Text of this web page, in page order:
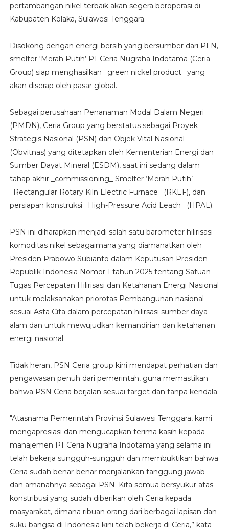
pertambangan nikel terbaik akan segera beroperasi di
Kabupaten Kolaka, Sulawesi Tenggara.
Disokong dengan energi bersih yang bersumber dari PLN,
smelter ‘Merah Putih’ PT Ceria Nugraha Indotama (Ceria
Group) siap menghasilkan _green nickel product_ yang
akan diserap oleh pasar global.
Sebagai perusahaan Penanaman Modal Dalam Negeri
(PMDN), Ceria Group yang berstatus sebagai Proyek
Strategis Nasional (PSN) dan Objek Vital Nasional
(Obvitnas) yang ditetapkan oleh Kementerian Energi dan
Sumber Dayat Mineral (ESDM), saat ini sedang dalam
tahap akhir _commissioning_ Smelter ‘Merah Putih’
_Rectangular Rotary Kiln Electric Furnace_ (RKEF), dan
persiapan konstruksi _High-Pressure Acid Leach_ (HPAL).
PSN ini diharapkan menjadi salah satu barometer hilirisasi
komoditas nikel sebagaimana yang diamanatkan oleh
Presiden Prabowo Subianto dalam Keputusan Presiden
Republik Indonesia Nomor 1 tahun 2025 tentang Satuan
Tugas Percepatan Hilirisasi dan Ketahanan Energi Nasional
untuk melaksanakan priorotas Pembangunan nasional
sesuai Asta Cita dalam percepatan hilirsasi sumber daya
alam dan untuk mewujudkan kemandirian dan ketahanan
energi nasional.
Tidak heran, PSN Ceria group kini mendapat perhatian dan
pengawasan penuh dari pemerintah, guna memastikan
bahwa PSN Ceria berjalan sesuai target dan tanpa kendala.
"Atasnama Pemerintah Provinsi Sulawesi Tenggara, kami
mengapresiasi dan mengucapkan terima kasih kepada
manajemen PT Ceria Nugraha Indotama yang selama ini
telah bekerja sungguh-sungguh dan membuktikan bahwa
Ceria sudah benar-benar menjalankan tanggung jawab
dan amanahnya sebagai PSN. Kita semua bersyukur atas
konstribusi yang sudah diberikan oleh Ceria kepada
masyarakat, dimana ribuan orang dari berbagai lapisan dan
suku bangsa di Indonesia kini telah bekerja di Ceria,” kata